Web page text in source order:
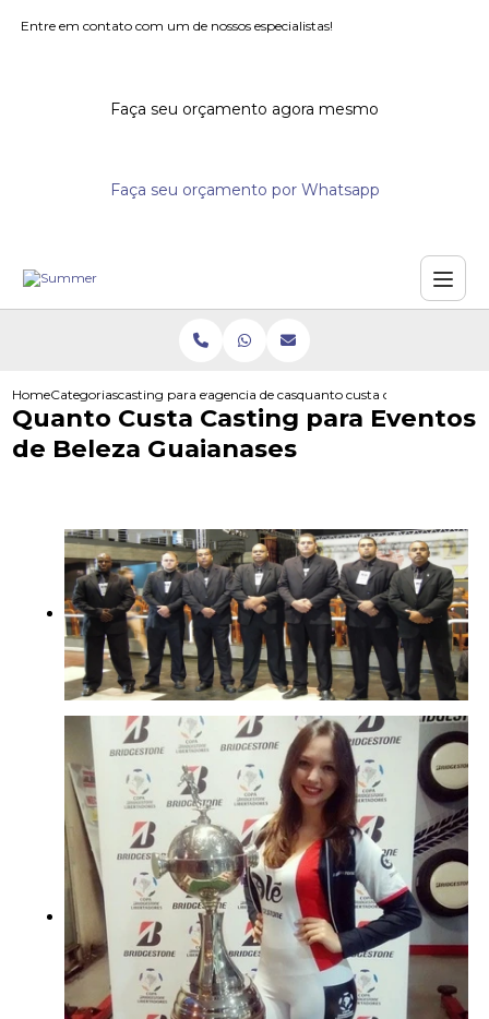
Entre em contato com um de nossos especialistas!
Faça seu orçamento agora mesmo
Faça seu orçamento por Whatsapp
HomeCategoriascasting para eventosagencia de casting para eventos
quanto custa casting para
Quanto Custa Casting para Eventos
de Beleza Guaianases